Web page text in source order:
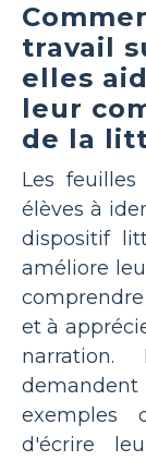
travail
elles
leur
de la
Les
élèves à
dispositif
améliore
et à
exemples
d'écrire